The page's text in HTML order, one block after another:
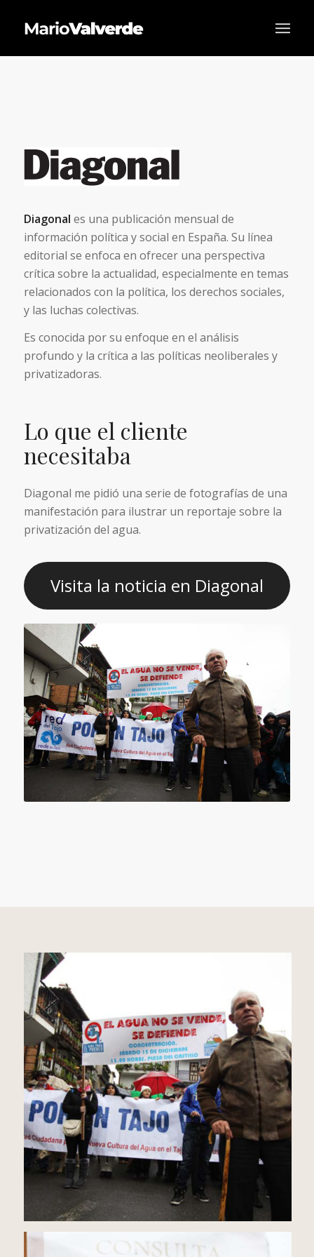
Diagonal es una publicación mensual de
información política y social en España. Su línea
editorial se enfoca en ofrecer una perspectiva
crítica sobre la actualidad, especialmente en temas
relacionados con la política, los derechos sociales,
y las luchas colectivas.
Es conocida por su enfoque en el análisis
profundo y la crítica a las políticas neoliberales y
privatizadoras.
Lo que el cliente
necesitaba
Diagonal me pidió una serie de fotografías de una
manifestación para ilustrar un reportaje sobre la
privatización del agua.
Visita la noticia en Diagonal